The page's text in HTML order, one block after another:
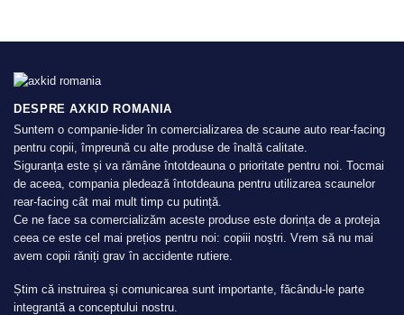
DESPRE AXKID ROMANIA
Suntem o companie-lider în comercializarea de scaune auto rear-facing
pentru copii, împreună cu alte produse de înaltă calitate.
Siguranța este și va rămâne întotdeauna o prioritate pentru noi. Tocmai
de aceea, compania pledează întotdeauna pentru utilizarea scaunelor
rear-facing cât mai mult timp cu putință.
Ce ne face sa comercializăm aceste produse este dorința de a proteja
ceea ce este cel mai prețios pentru noi: copiii noștri. Vrem să nu mai
avem copii răniți grav în accidente rutiere.
Știm că instruirea și comunicarea sunt importante, făcându-le parte
integrantă a conceptului nostru.